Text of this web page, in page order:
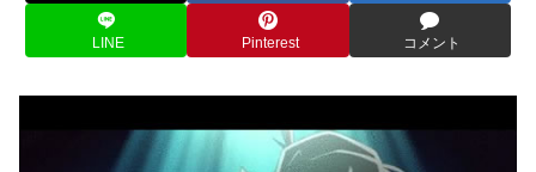
LINE Pinterest コメント